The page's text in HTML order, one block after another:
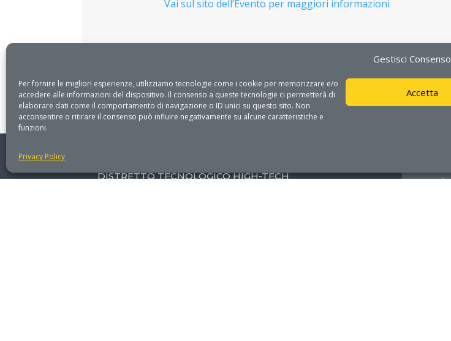
Gestisci Consenso
Per fornire le migliori esperienze, utilizziamo tecnologie come i cookie per memorizzare e/o
accedere alle informazioni del dispositivo. Il consenso a queste tecnologie ci permetterà di
elaborare dati come il comportamento di navigazione o ID unici su questo sito. Non
acconsentire o ritirare il consenso può influire negativamente su alcune caratteristiche e
funzioni.
Accetta
Privacy Policy
Vai sul sito dell’Evento per maggiori informazioni
DISTRETTO TECNOLOGICO HIGH-TECH